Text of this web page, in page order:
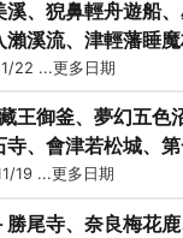
、猊鼻輕舟遊船、
溪流、津輕藩睡
22 ...更多日期
王御釜、夢幻五色
、會津若松城、
19 ...更多日期
勝尾寺、奈良梅花